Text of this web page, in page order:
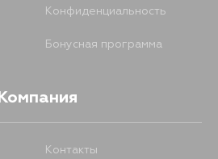
Конфиденциальность
Бонусная программа
Компания
Контакты